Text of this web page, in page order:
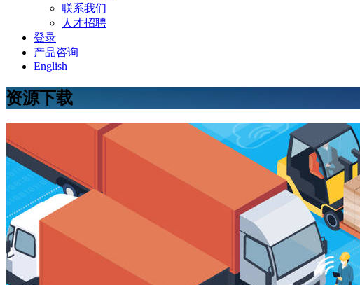
联系我们
人才招聘
登录
产品咨询
English
资源下载